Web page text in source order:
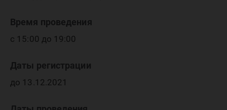
Время проведения
с 15:00 до 19:00
Даты регистрации
до 13.12.2021